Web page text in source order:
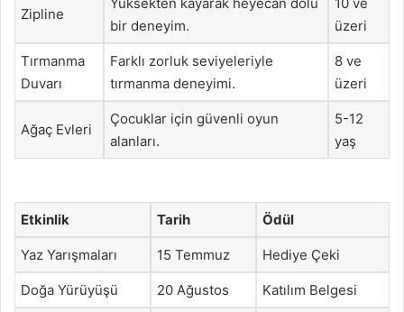
Zipline
bir deneyim.
üzeri
Tırmanma
Duvarı
Farklı zorluk seviyeleriyle
tırmanma deneyimi.
8 ve
üzeri
Ağaç Evleri
Çocuklar için güvenli oyun
alanları.
5-12
yaş
Etkinlik Tarih Ödül
Yaz Yarışmaları 15 Temmuz Hediye Çeki
Doğa Yürüyüşü 20 Ağustos Katılım Belgesi